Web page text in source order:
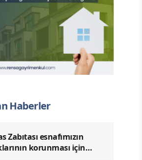
Haberler
Zabıtası esnafımızın
korunması için